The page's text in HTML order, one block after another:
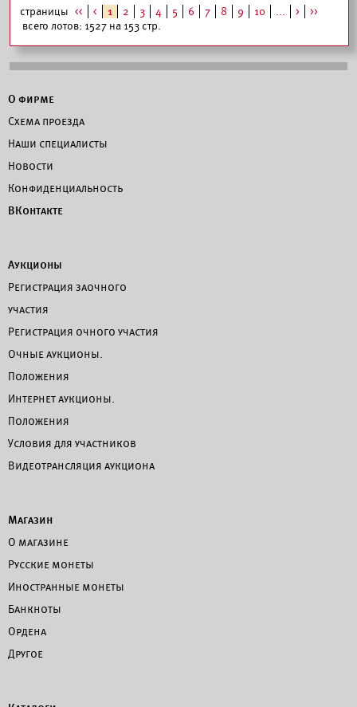
страницы << < 1 2 3 4 5 6 7 8 9 10 ... >
>>
всего лотов: 1527 на 153 стр.
О фирме
Схема проезда
Наши специалисты
Новости
Конфиденциальность
ВКонтакте
Аукционы
Регистрация заочного
участия
Регистрация очного участия
Очные аукционы.
Положения
Интернет аукционы.
Положения
Условия для участников
Видеотрансляция аукциона
Магазин
О магазине
Русские монеты
Иностранные монеты
Банкноты
Ордена
Другое